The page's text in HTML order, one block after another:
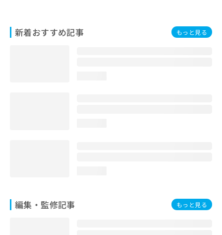
新着おすすめ記事 もっと見る
編集・監修記事 もっと見る
い
合